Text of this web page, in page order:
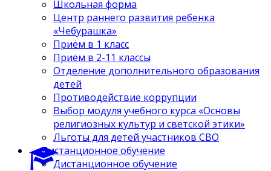
Школьная форма
Центр раннего развития ребенка
«Чебурашка»
Приём в 1 класс
Приём в 2-11 классы
Отделение дополнительного образования
детей
Противодействие коррупции
Выбор модуля учебного курса «Основы
религиозных культур и светской этики»
Льготы для детей участников СВО
Дистанционное обучение
Дистанционное обучение